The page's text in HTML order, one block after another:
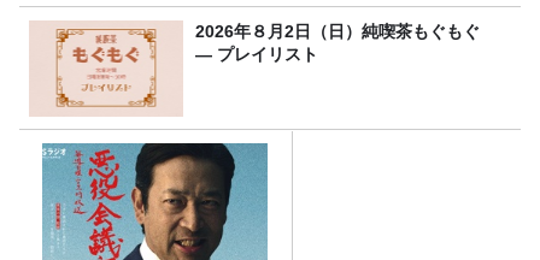
2026年８月2日（日）純喫茶もぐもぐ
― プレイリスト